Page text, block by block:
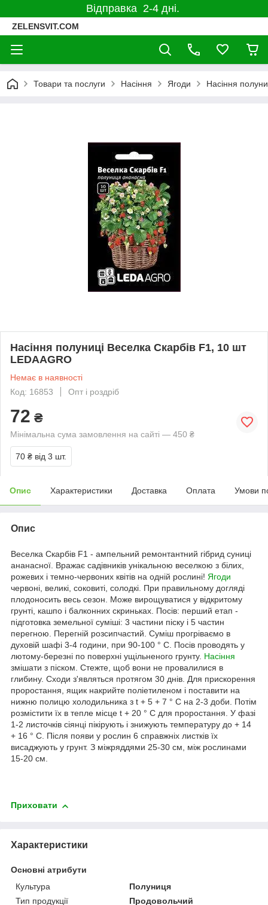
Відправка 2-4 дні.
ZELENSVIT.COM
Товари та послуги Насіння Ягоди Насіння
Насіння полуниці Веселка Скарбів F1, 10 шт
LEDAAGRO
Немає в наявності
Код: 16853
Опт і роздріб
72 ₴
Мінімальна сума замовлення на сайті — 450 ₴
70 ₴ від 3 шт.
Опис Характеристики Доставка Оплата Умови
Опис
Веселка Скарбів F1 - ампельний ремонтантний гібрид суниці
ананасної. Вражає садівників унікальною веселкою з білих,
рожевих і темно-червоних квітів на одній рослині! Ягоди
червоні, великі, соковиті, солодкі. При правильному догляді
плодоносить весь сезон. Може вирощуватися у відкритому
грунті, кашпо і балконних скриньках. Посів: перший етап -
підготовка земельної суміші: 3 частини піску і 5 частин
перегною. Перегній розсипчастий. Суміш прогріваємо в
духовій шафі 3-4 години, при 90-100 ° C. Посів проводять у
лютому-березні по поверхні ущільненого грунту. Насіння
змішати з піском. Стежте, щоб вони не провалилися в
глибину. Сходи з'являться протягом 30 днів. Для прискорення
проростання, ящик накрийте поліетиленом і поставити на
нижню полицю холодильника з t + 5 + 7 ° C на 2-3 доби. Потім
розмістити їх в тепле місце t + 20 ° C для проростання. У фазі
1-2 листочків сіянці пікірують і знижують температуру до + 14
+ 16 ° C. Після появи у рослин 6 справжніх листків їх
висаджують у грунт. З міжряддями 25-30 см, між рослинами
15-20 см.
Приховати
Характеристики
Основні атрибути
Культура
Полуниця
Тип продукції
Продовольчий